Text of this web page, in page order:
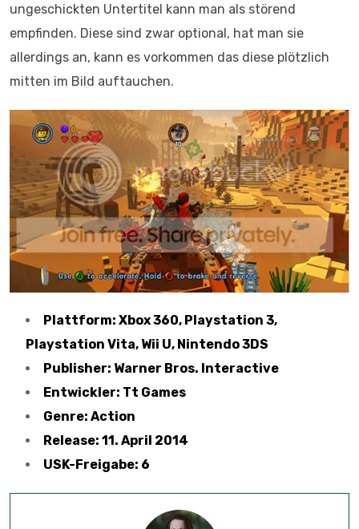
ungeschickten Untertitel kann man als störend
empfinden. Diese sind zwar optional, hat man sie
allerdings an, kann es vorkommen das diese plötzlich
mitten im Bild auftauchen.
Plattform: Xbox 360, Playstation 3,
Playstation Vita, Wii U, Nintendo 3DS
Publisher: Warner Bros. Interactive
Entwickler: Tt Games
Genre: Action
Release: 11. April 2014
USK-Freigabe: 6